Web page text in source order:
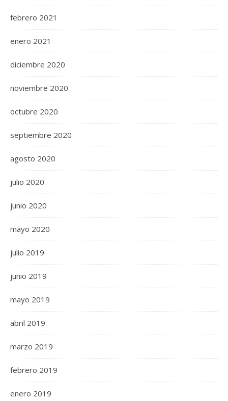
febrero 2021
enero 2021
diciembre 2020
noviembre 2020
octubre 2020
septiembre 2020
agosto 2020
julio 2020
junio 2020
mayo 2020
julio 2019
junio 2019
mayo 2019
abril 2019
marzo 2019
febrero 2019
enero 2019